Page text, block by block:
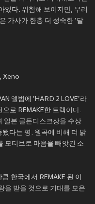
있다. 위험해 보이지만, 우리
가사가 한층 더 성숙한 ‘달
Xeno
앨범에 'HARD 2 LOVE'라
로 REMAKE한 트랙이다.
일본 골든디스크상을 수상
다는 평. 원곡에 비해 더 밝
모티브로 마음을 빼앗긴 소
한국에서 REMAKE 된 이
을 받을 것으로 기대를 모은